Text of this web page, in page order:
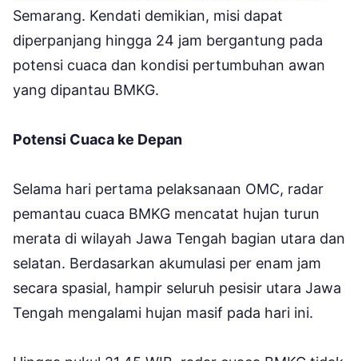
Semarang. Kendati demikian, misi dapat
diperpanjang hingga 24 jam bergantung pada
potensi cuaca dan kondisi pertumbuhan awan
yang dipantau BMKG.
Potensi Cuaca ke Depan
Selama hari pertama pelaksanaan OMC, radar
pemantau cuaca BMKG mencatat hujan turun
merata di wilayah Jawa Tengah bagian utara dan
selatan. Berdasarkan akumulasi per enam jam
secara spasial, hampir seluruh pesisir utara Jawa
Tengah mengalami hujan masif pada hari ini.